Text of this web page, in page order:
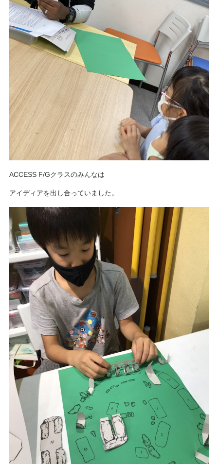
ACCESS F/Gクラスのみんなは
アイディアを出し合っていました。